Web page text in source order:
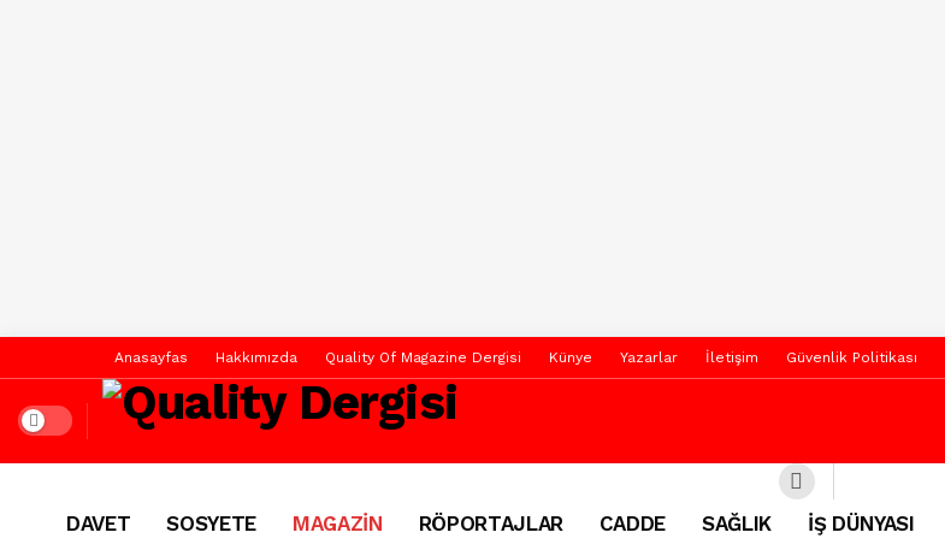
Anasayfas Hakkımızda Quality Of Magazine Dergisi Künye Yazarlar İletişim Güvenlik Politikası
Dark mode
DAVET SOSYETE MAGAZİN RÖPORTAJLAR CADDE SAĞLIK İŞ DÜNYASI